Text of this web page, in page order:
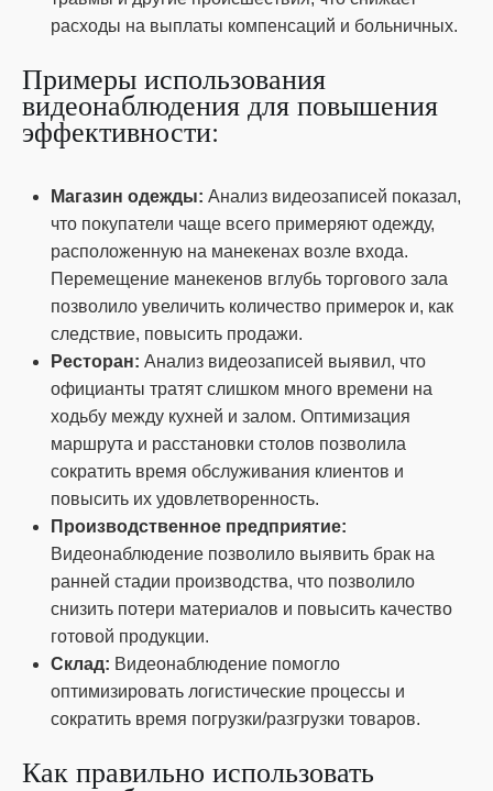
расходы на выплаты компенсаций и больничных.
Примеры использования
видеонаблюдения для повышения
эффективности:
Магазин одежды: Анализ видеозаписей показал,
что покупатели чаще всего примеряют одежду,
расположенную на манекенах возле входа.
Перемещение манекенов вглубь торгового зала
позволило увеличить количество примерок и, как
следствие, повысить продажи.
Ресторан: Анализ видеозаписей выявил, что
официанты тратят слишком много времени на
ходьбу между кухней и залом. Оптимизация
маршрута и расстановки столов позволила
сократить время обслуживания клиентов и
повысить их удовлетворенность.
Производственное предприятие:
Видеонаблюдение позволило выявить брак на
ранней стадии производства, что позволило
снизить потери материалов и повысить качество
готовой продукции.
Склад: Видеонаблюдение помогло
оптимизировать логистические процессы и
сократить время погрузки/разгрузки товаров.
Как правильно использовать